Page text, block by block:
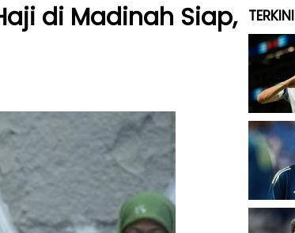
di Madinah Siap,
TERKINI